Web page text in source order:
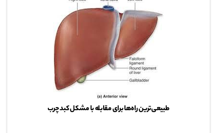
طبیعی‌ترین راه‌ها برای مقابله با مشکل کبد چرب